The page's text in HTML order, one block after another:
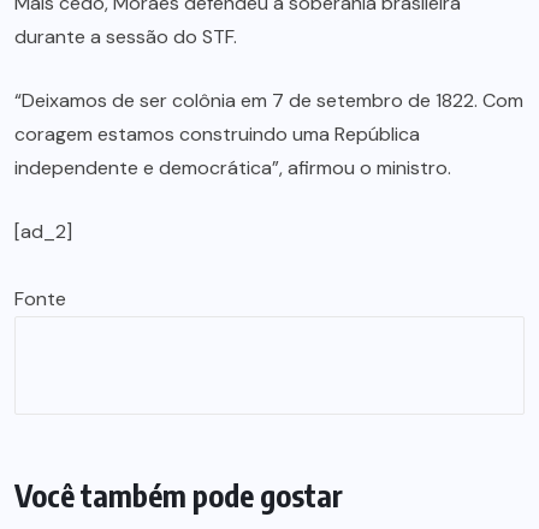
durante a sessão do STF.
“Deixamos de ser colônia em 7 de setembro de 1822. Com
coragem estamos construindo uma República
independente e democrática”, afirmou o ministro.
[ad_2]
Fonte
Você também pode gostar